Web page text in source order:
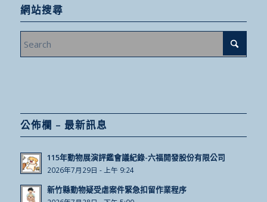
網站搜尋
公佈欄 – 最新訊息
115年動物展演評鑑會議紀錄-六福開發股份有限公司
2026年7月29日 - 上午 9:24
新竹縣動物疑受虐案件緊急扣留作業程序